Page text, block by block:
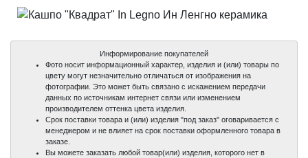
Информирование покупателей
Фото носит информационный характер, изделия и (или) товары по
цвету могут незначительно отличаться от изображения на
фотографии. Это может быть связано с искажением передачи
данных по источникам интернет связи или изменением
производителем оттенка цвета изделия.
Срок поставки товара и (или) изделия "под заказ" оговаривается с
менеджером и не влияет на срок поставки оформленного товара в
заказе.
Вы можете заказать любой товар(или) изделия, которого нет в